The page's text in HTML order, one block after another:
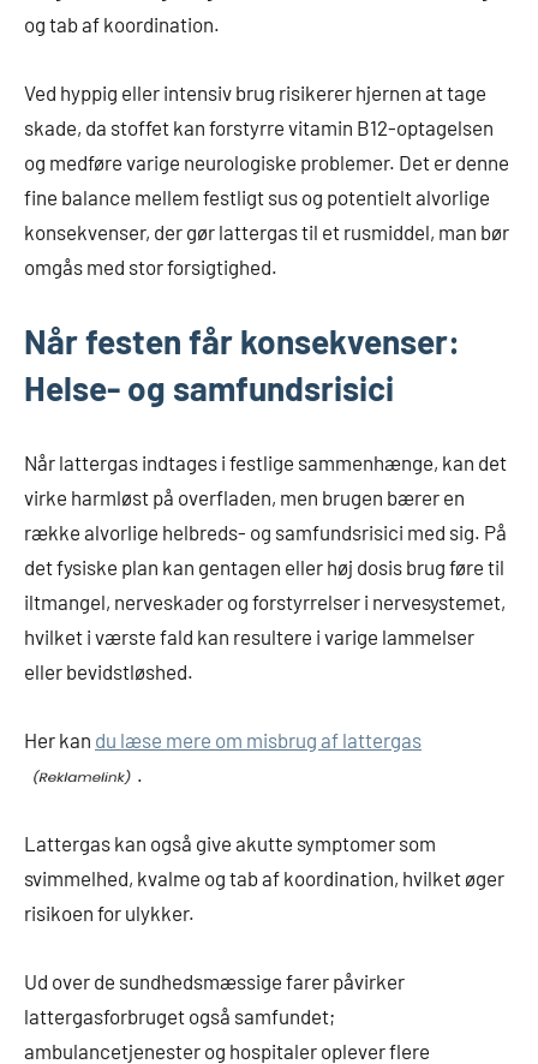
og tab af koordination.
Ved hyppig eller intensiv brug risikerer hjernen at tage
skade, da stoffet kan forstyrre vitamin B12-optagelsen
og medføre varige neurologiske problemer. Det er denne
fine balance mellem festligt sus og potentielt alvorlige
konsekvenser, der gør lattergas til et rusmiddel, man bør
omgås med stor forsigtighed.
Når festen får konsekvenser:
Helse- og samfundsrisici
Når lattergas indtages i festlige sammenhænge, kan det
virke harmløst på overfladen, men brugen bærer en
række alvorlige helbreds- og samfundsrisici med sig. På
det fysiske plan kan gentagen eller høj dosis brug føre til
iltmangel, nerveskader og forstyrrelser i nervesystemet,
hvilket i værste fald kan resultere i varige lammelser
eller bevidstløshed.
Her kan du læse mere om misbrug af lattergas
.
Lattergas kan også give akutte symptomer som
svimmelhed, kvalme og tab af koordination, hvilket øger
risikoen for ulykker.
Ud over de sundhedsmæssige farer påvirker
lattergasforbruget også samfundet;
ambulancetjenester og hospitaler oplever flere